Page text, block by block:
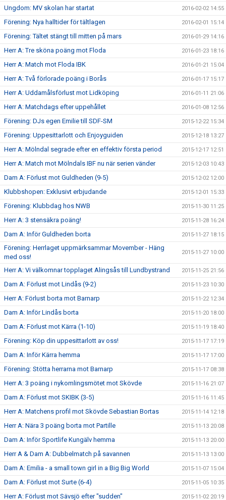
Ungdom: MV skolan har startat 2016-02-02 14:55
Förening: Nya halltider för tältlagen 2016-02-01 15:14
Förening: Tältet stängt till mitten på mars 2016-01-29 14:16
Herr A: Tre sköna poäng mot Floda 2016-01-23 18:16
Herr A: Match mot Floda IBK 2016-01-21 15:04
Herr A: Två förlorade poäng i Borås 2016-01-17 15:17
Herr A: Uddamålsförlust mot Lidköping 2016-01-11 21:06
Herr A: Matchdags efter uppehållet 2016-01-08 12:56
Förening: DJs egen Emilie till SDF-SM 2015-12-22 15:34
Förening: Uppesittarlott och Enjoyguiden 2015-12-18 13:27
Herr A: Mölndal segrade efter en effektiv första period 2015-12-17 12:51
Herr A: Match mot Mölndals IBF nu när serien vänder 2015-12-03 10:43
Dam A: Förlust mot Guldheden (9-5) 2015-12-02 12:00
Klubbshopen: Exklusivt erbjudande 2015-12-01 15:33
Förening: Klubbdag hos NWB 2015-11-30 11:25
Herr A: 3 stensäkra poäng! 2015-11-28 16:24
Dam A: Inför Guldheden borta 2015-11-27 18:15
Förening: Herrlaget uppmärksammar Movember - Häng
med oss!
2015-11-27 10:00
Herr A: Vi välkomnar topplaget Alingsås till Lundbystrand 2015-11-25 21:56
Dam A: Förlust mot Lindås (9-2) 2015-11-23 10:30
Herr A: Förlust borta mot Barnarp 2015-11-22 12:34
Dam A: Inför Lindås borta 2015-11-20 18:00
Dam A: Förlust mot Kärra (1-10) 2015-11-19 18:40
Förening: Köp din uppesittarlott av oss! 2015-11-17 17:19
Dam A: Inför Kärra hemma 2015-11-17 17:00
Förening: Stötta herrarna mot Barnarp 2015-11-17 08:38
Herr A: 3 poäng i nykomlingsmötet mot Skövde 2015-11-16 21:07
Dam A: Förlust mot SKIBK (3-5) 2015-11-16 11:45
Herr A: Matchens profil mot Skövde Sebastian Bortas 2015-11-14 12:18
Herr A: Nära 3 poäng borta mot Partille 2015-11-13 20:08
Dam A: Inför Sportlife Kungälv hemma 2015-11-13 20:00
Herr A & Dam A: Dubbelmatch på savannen 2015-11-13 13:00
Dam A: Emilia - a small town girl in a Big Big World 2015-11-07 15:04
Dam A: Förlust mot Surte (6-4) 2015-11-05 10:35
Herr A: Förlust mot Sävsjö efter "sudden" 2015-11-02 20:19